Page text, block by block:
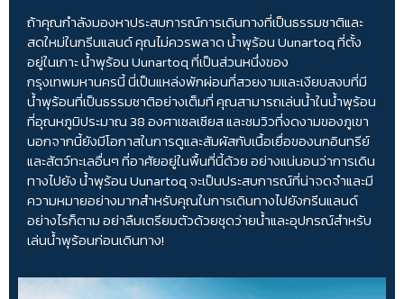
ถ้าคุณกำลังมองหาประสบการณ์การเดินทางที่เป็นธรรมชาติและ
สดใหม่ในกรีนแลนด์ คุณไม่ควรพลาด น้ำพุร้อน Uunartoq ที่ตั้ง
อยู่ในเกาะ น้ำพุร้อน Uunartoq ที่เป็นส่วนหนึ่งของ
กรุงเทพมหานครนี้ นี่เป็นแหล่งพักผ่อนที่สวยงามและเงียบสงบที่มี
น้ำพุร้อนที่เป็นธรรมชาติอย่างเต็มที่ คุณสามารถเล่นน้ำในน้ำพุร้อน
ที่อุณหภูมิประมาณ 38 องศาเซลเซียส และชมวิวที่งดงามของภูเขา
นอกจากนี้ยังมีโอกาสในการดูและสัมผัสกับเนื้อเยื่อของนกอินทรีย์
และสัตว์ทะเลอื่นๆ ที่อาศัยอยู่ในพื้นที่นี้ด้วย อย่างแน่นอนว่าการเดิน
ทางไปยัง น้ำพุร้อน Uunartoq จะเป็นประสบการณ์ที่น่าจดจำและมี
ความหมายอย่างมากสำหรับคุณในการเดินทางไปยังกรีนแลนด์
อย่างไรก็ตาม อย่าลืมเตรียมตัวด้วยชุดว่ายน้ำและอุปกรณ์สำหรับ
เล่นน้ำพุร้อนก่อนเดินทาง!